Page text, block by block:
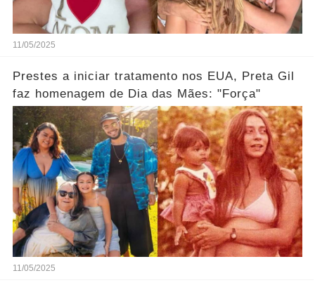
11/05/2025
Prestes a iniciar tratamento nos EUA, Preta Gil
faz homenagem de Dia das Mães: "Força"
11/05/2025